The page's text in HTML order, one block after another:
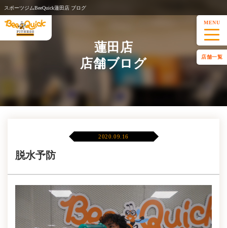
スポーツジムBeeQuick蓮田店 ブログ
MENU
店舗一覧
蓮田店
店舗ブログ
2020.09.16
脱水予防